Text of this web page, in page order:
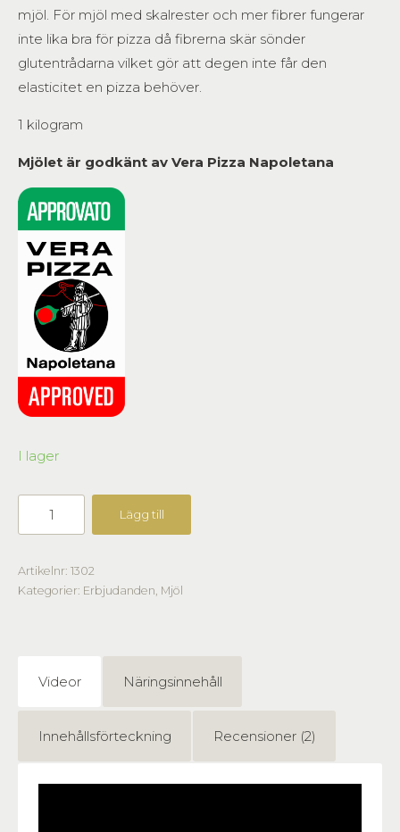
mjöl. För mjöl med skalrester och mer fibrer fungerar
inte lika bra för pizza då fibrerna skär sönder
glutentrådarna vilket gör att degen inte får den
elasticitet en pizza behöver.
1 kilogram
Mjölet är godkänt av Vera Pizza Napoletana
I lager
Lägg till
Artikelnr: 1302
Kategorier: Erbjudanden Mjöl
Videor Näringsinnehåll
Innehållsförteckning Recensioner (2)